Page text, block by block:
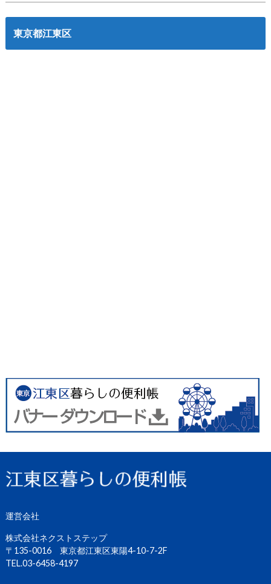
東京都江東区
運営会社
株式会社ネクストステップ
〒135-0016 東京都江東区東陽4-10-7-2F
TEL.03-6458-4197